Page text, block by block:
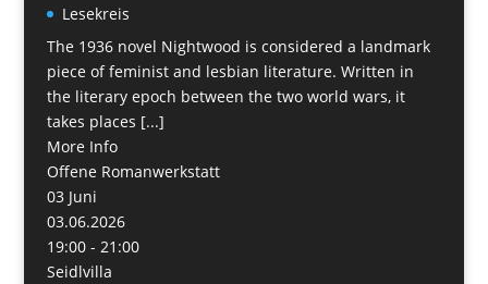
Lesekreis
The 1936 novel Nightwood is considered a landmark
piece of feminist and lesbian literature. Written in
the literary epoch between the two world wars, it
takes places [...]
More Info
Offene Romanwerkstatt
03 Juni
03.06.2026
19:00 - 21:00
Seidlvilla